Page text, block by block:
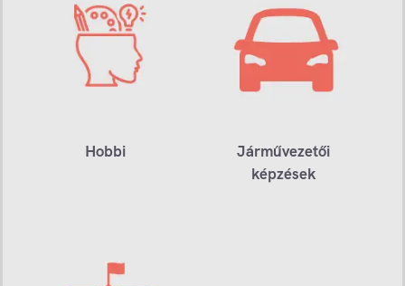
Hobbi
Járművezetői
képzések